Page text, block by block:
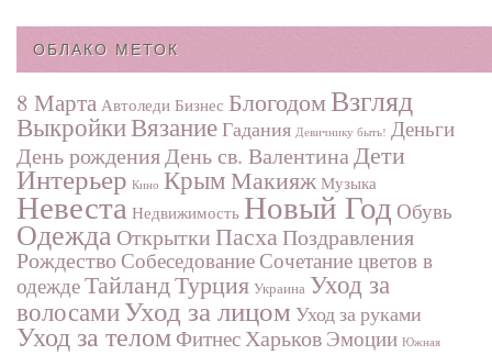
ОБЛАКО МЕТОК
8 Марта Автоледи Бизнес БлогодомВзгляд
ВыкройкиВязаниеГадания Девичнику быть! Деньги
День рожденияДень св. ВалентинаДети
Интерьер Кино КрымМакияж Музыка
Невеста Недвижимость Новый Год Обувь
Одежда ОткрыткиПасхаПоздравления
РождествоСобеседованиеСочетание цветов в
одеждеТайландТурция Украина Уход за
волосамиУход за лицом Уход за руками
Уход за теломФитнесХарьков Эмоции Южная